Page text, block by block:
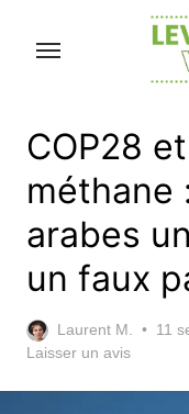
COP28
méthane
arabes
un faux
Laurent M. 11
Laisser un avis